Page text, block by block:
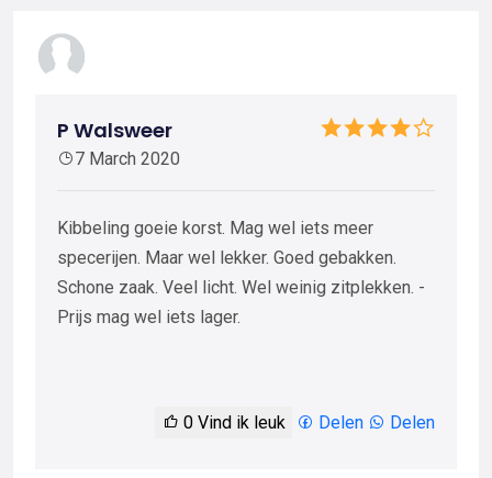
P Walsweer
7 March 2020
Kibbeling goeie korst. Mag wel iets meer
specerijen. Maar wel lekker. Goed gebakken.
Schone zaak. Veel licht. Wel weinig zitplekken. -
Prijs mag wel iets lager.
0 Vind ik leuk Delen Delen